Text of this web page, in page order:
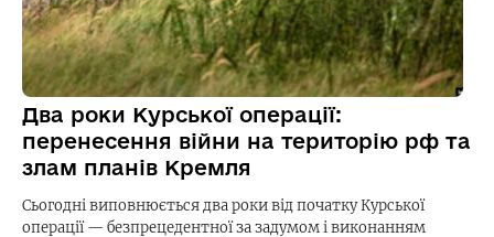
Два роки Курської операції:
перенесення війни на територію рф та
злам планів Кремля
Сьогодні виповнюється два роки від початку Курської
операції — безпрецедентної за задумом і виконанням